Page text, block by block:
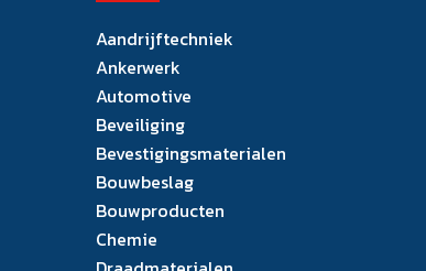
Aandrijftechniek
Ankerwerk
Automotive
Beveiliging
Bevestigingsmaterialen
Bouwbeslag
Bouwproducten
Chemie